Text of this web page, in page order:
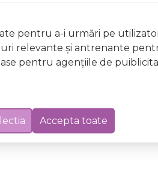
prezentate pot fi diferite față de
unor diferențe, prevalează
12ml a fost efectuată la data de 07.08.2026
pentru a-i urmări pe
relevante şi antrenante
pentru agenţiile de
Accepta toate